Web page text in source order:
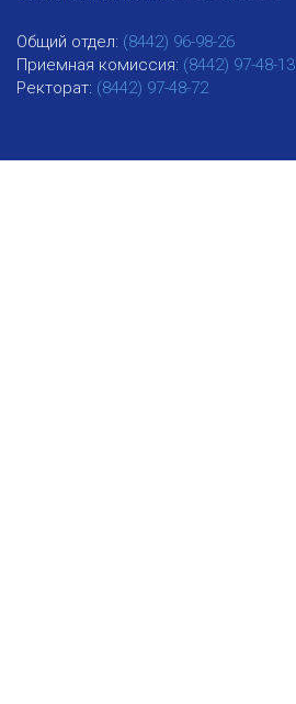
Общий отдел: (8442) 96-98-26
Приемная комиссия: (8442) 97-48-13
Ректорат: (8442) 97-48-72